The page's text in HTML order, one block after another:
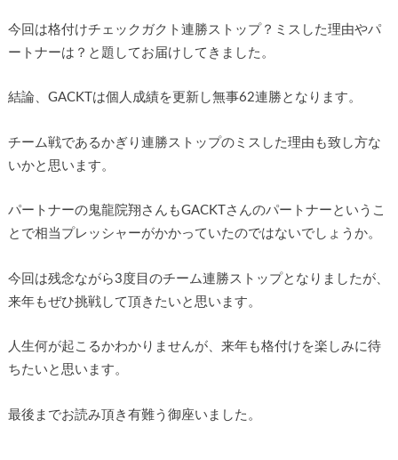
今回は格付けチェックガクト連勝ストップ？ミスした理由やパ
ートナーは？と題してお届けしてきました。
結論、GACKTは個人成績を更新し無事62連勝となります。
チーム戦であるかぎり連勝ストップのミスした理由も致し方な
いかと思います。
パートナーの鬼龍院翔さんもGACKTさんのパートナーというこ
とで相当プレッシャーがかかっていたのではないでしょうか。
今回は残念ながら3度目のチーム連勝ストップとなりましたが、
来年もぜひ挑戦して頂きたいと思います。
人生何が起こるかわかりませんが、来年も格付けを楽しみに待
ちたいと思います。
最後までお読み頂き有難う御座いました。